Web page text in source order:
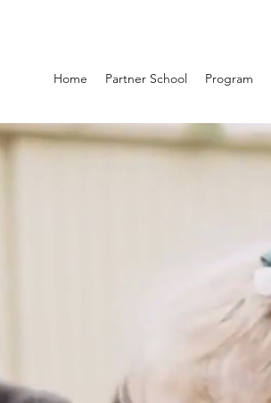
Home Partner School Program